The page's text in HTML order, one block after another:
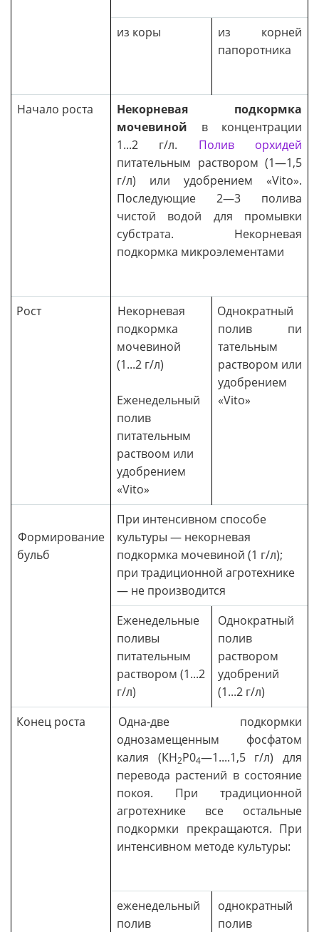
из коры
из корней
папоротника
Начало роста
Некорневая подкормка
мочевиной в концентрации
1...2 г/л. Полив орхидей
питательным раствором (1—1,5
г/л) или удобрением «Vito».
Последующие 2—3 полива
чистой водой для промывки
субстрата. Некорневая
подкормка микроэлементами
Рост
Некорневая
подкормка
мочевиной
(1...2 г/л)
Еженедельный
полив
питательным
раствоом или
удобрением
«Vito»
Однократный
полив пи
тательным
раствором или
удобрением
«Vito»
Формирование
бульб
При интенсивном способе
культуры — некорневая
подкормка мочевиной (1 г/л);
при традиционной агротехнике
— не производится
Еженедельные
поливы
питательным
раствором (1...2
г/л)
Однократный
полив
раствором
удобрений
(1...2 г/л)
Конец роста
Одна-две подкормки
однозамещенным фосфатом
калия (КН2Р04—1....1,5 г/л) для
перевода растений в состояние
покоя. При традиционной
агротехнике все остальные
подкормки прекращаются. При
интенсивном методе культуры:
еженедельный
полив
однократный
полив